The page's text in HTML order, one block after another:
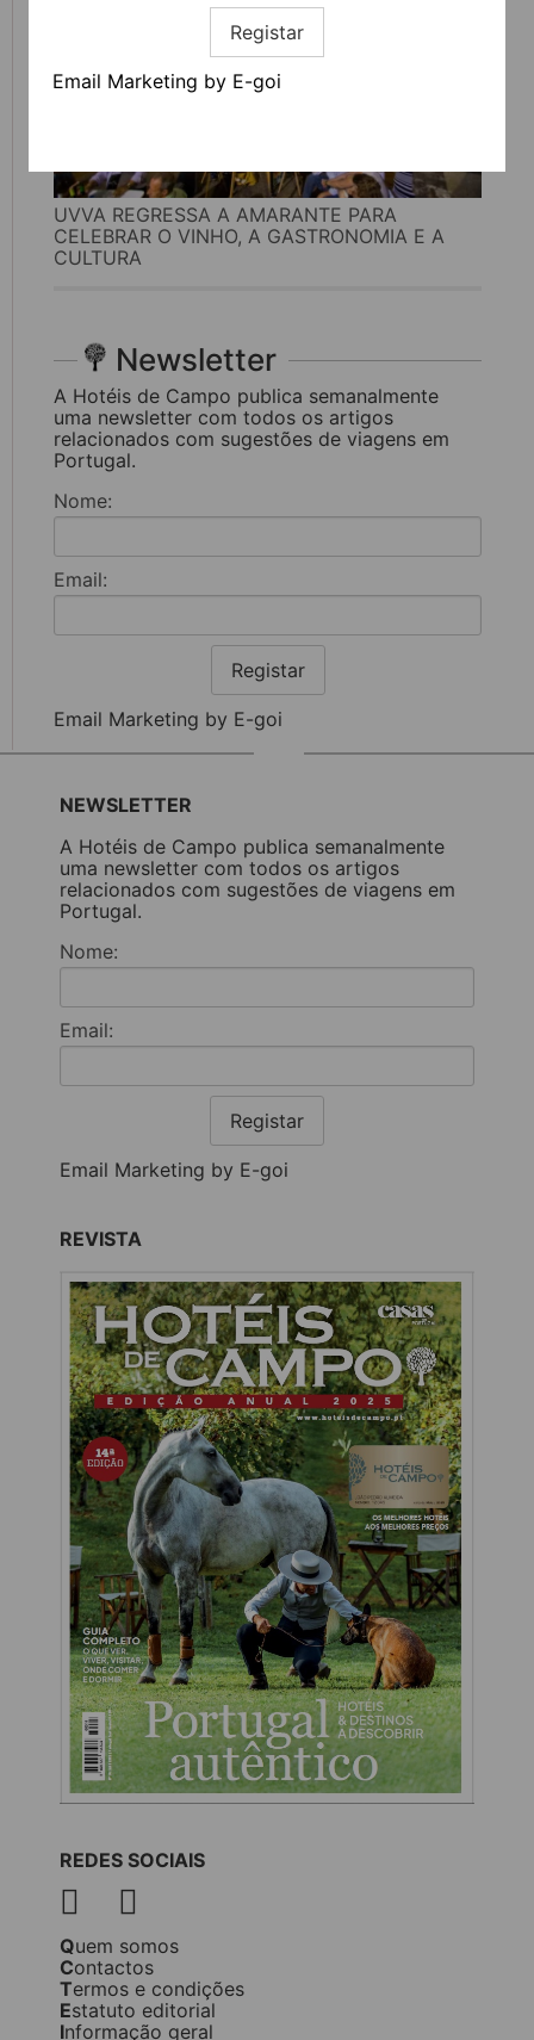
Registar
Email Marketing by E-goi
UVVA REGRESSA A AMARANTE PARA
CELEBRAR O VINHO, A GASTRONOMIA E A
CULTURA
Newsletter
A Hotéis de Campo publica semanalmente
uma newsletter com todos os artigos
relacionados com sugestões de viagens em
Portugal.
Nome:
Email:
Registar
Email Marketing by E-goi
NEWSLETTER
A Hotéis de Campo publica semanalmente
uma newsletter com todos os artigos
relacionados com sugestões de viagens em
Portugal.
Nome:
Email:
Registar
Email Marketing by E-goi
REVISTA
REDES SOCIAIS
Quem somos
Contactos
Termos e condições
Estatuto editorial
Informação geral